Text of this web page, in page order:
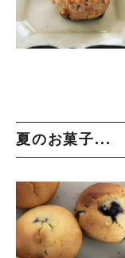
夏のお菓子...